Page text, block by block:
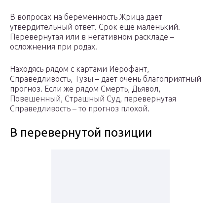
В вопросах на беременность Жрица дает
утвердительный ответ. Срок еще маленький.
Перевернутая или в негативном раскладе –
осложнения при родах.
Находясь рядом с картами Иерофант,
Справедливость, Тузы – дает очень благоприятный
прогноз. Если же рядом Смерть, Дьявол,
Повешенный, Страшный Суд, перевернутая
Справедливость – то прогноз плохой.
В перевернутой позиции